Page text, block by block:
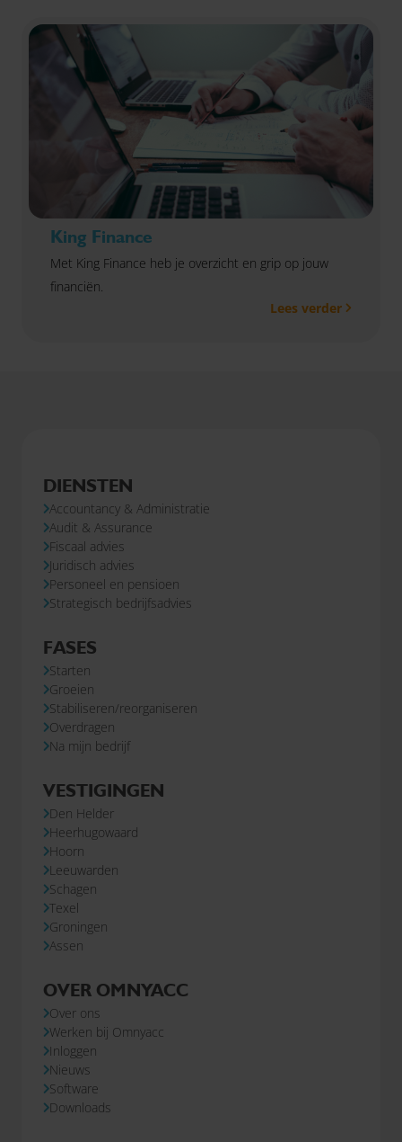
King Finance
Met King Finance heb je overzicht en grip op jouw
financiën.
Lees verder
DIENSTEN
Accountancy & Administratie
Audit & Assurance
Fiscaal advies
Juridisch advies
Personeel en pensioen
Strategisch bedrijfsadvies
FASES
Starten
Groeien
Stabiliseren/reorganiseren
Overdragen
Na mijn bedrijf
VESTIGINGEN
Den Helder
Heerhugowaard
Hoorn
Leeuwarden
Schagen
Texel
Groningen
Assen
OVER OMNYACC
Over ons
Werken bij Omnyacc
Inloggen
Nieuws
Software
Downloads